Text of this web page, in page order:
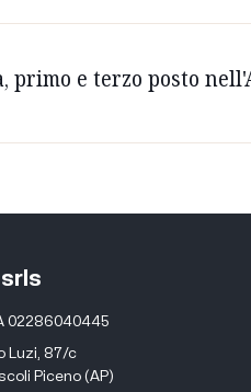
primo e terzo posto
02286040445
Luzi, 87/c
Piceno (AP)